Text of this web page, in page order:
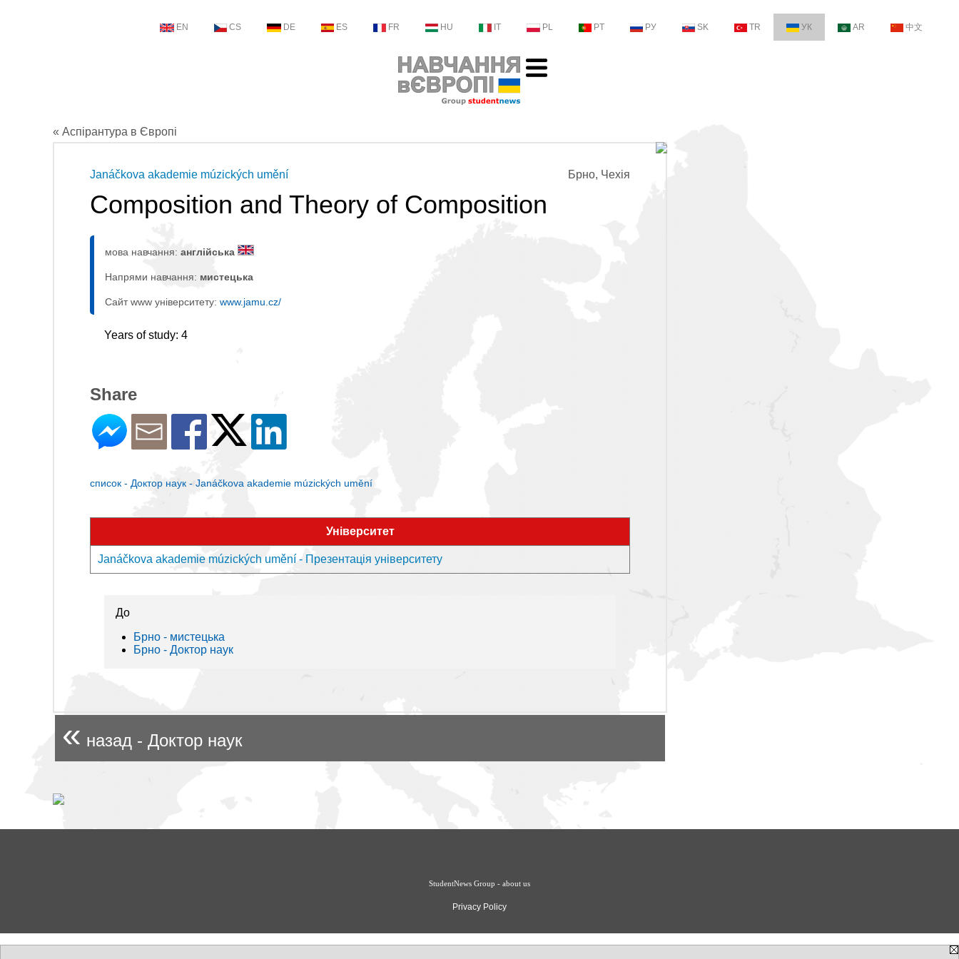
EN CS DE ES FR HU IT PL PT РУ SK TR УК AR 中文
« Аспірантура в Європі
Брно, Чехія
Janáčkova akademie múzických umění
Composition and Theory of Composition
мова навчання: англійська
Напрями навчання: мистецькa
Сайт www університету: www.jamu.cz/
Years of study: 4
Share
список - Доктор наук - Janáčkova akademie múzických umění
Університет
Janáčkova akademie múzických umění - Презентація університету
До
Брно - мистецькa
Брно - Доктор наук
« назад - Доктор наук
StudentNews Group - about us
Privacy Policy